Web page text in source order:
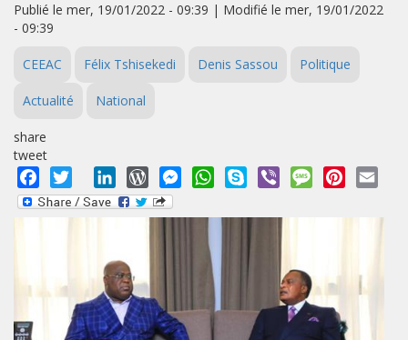
Publié le mer, 19/01/2022 - 09:39 | Modifié le mer, 19/01/2022
- 09:39
CEEAC Félix Tshisekedi Denis Sassou Politique
Actualité National
share
tweet
Facebook
Twitter LinkedInWordPressMessengerWhatsApp
Skype Viber MessagePinterest